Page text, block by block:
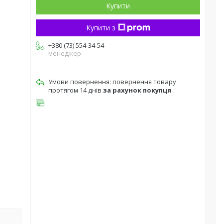
Купити
Купити з
+380 (73) 554-34-54
менеджер
повернення товару
протягом 14 днів за рахунок покупця